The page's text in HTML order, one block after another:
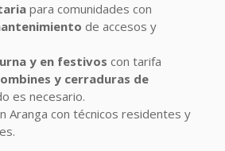
para comunidades con
de accesos y
y en festivos con tarifa
y cerraduras de
es necesario.
Aranga con técnicos residentes y